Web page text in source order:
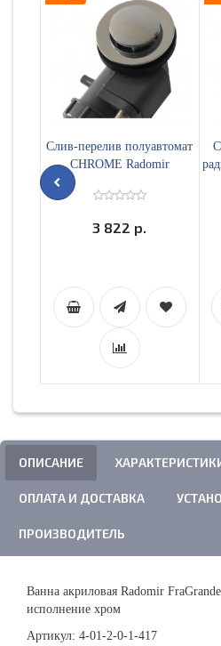
Слив-перелив полуавтомат
CHROME Radomir
3 822 р.
ОПИСАНИЕ
ОПЛАТА И ДОСТАВКА
ПРОИЗВОДИТЕЛЬ
Ванна акриловая Radomir FraGrande
исполнение хром
Артикул: 4-01-2-0-1-417